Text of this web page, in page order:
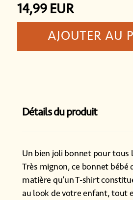
14,99 EUR
Détails du produit
Un bien joli bonnet pour tous
Très mignon, ce bonnet bébé
matière qu’un T-shirt
au look de votre enfant, tout